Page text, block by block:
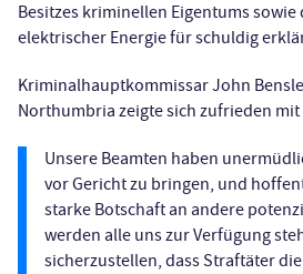
Besitzes kriminellen Eigentums
elektrischer Energie für schuldig
Kriminalhauptkommissar John
Northumbria zeigte sich zufrieden
Unsere Beamten haben
vor Gericht zu bringen, und
starke Botschaft an andere
werden alle uns zur Verfügung
sicherzustellen, dass Straftäter